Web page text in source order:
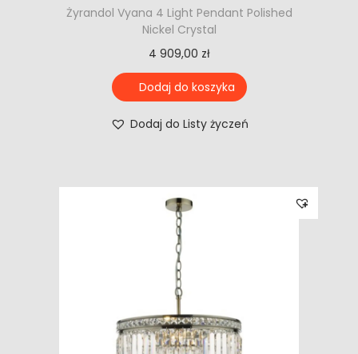
Żyrandol Vyana 4 Light Pendant Polished
Nickel Crystal
4 909,00 zł
Dodaj do koszyka
Dodaj do Listy życzeń